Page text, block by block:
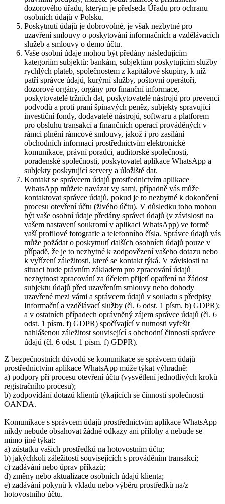
dozorového úřadu, kterým je předseda Úřadu pro ochranu
osobních údajů v Polsku.
Poskytnutí údajů je dobrovolné, je však nezbytné pro
uzavření smlouvy o poskytování informačních a vzdělávacích
služeb a smlouvy o demo účtu.
Vaše osobní údaje mohou být předány následujícím
kategoriím subjektů: bankám, subjektům poskytujícím služby
rychlých plateb, společnostem z kapitálové skupiny, k níž
patří správce údajů, kurýrní služby, poštovní operátoři,
dozorové orgány, orgány pro finanční informace,
poskytovatelé tržních dat, poskytovatelé nástrojů pro prevenci
podvodů a proti praní špinavých peněz, subjekty spravující
investiční fondy, dodavatelé nástrojů, softwaru a platforem
pro obsluhu transakcí a finančních operací prováděných v
rámci plnění rámcové smlouvy, jakož i pro zasílání
obchodních informací prostřednictvím elektronické
komunikace, právní poradci, auditorské společnosti,
poradenské společnosti, poskytovatel aplikace WhatsApp a
subjekty poskytující servery a úložiště dat.
Kontakt se správcem údajů prostřednictvím aplikace
WhatsApp můžete navázat vy sami, případně vás může
kontaktovat správce údajů, pokud je to nezbytné k dokončení
procesu otevření účtu (živého účtu). V důsledku toho mohou
být vaše osobní údaje předány správci údajů (v závislosti na
vašem nastavení soukromí v aplikaci WhatsApp) ve formě
vaší profilové fotografie a telefonního čísla. Správce údajů vás
může požádat o poskytnutí dalších osobních údajů pouze v
případě, že je to nezbytné k zodpovězení vašeho dotazu nebo
k vyřízení záležitosti, které se kontakt týká. V závislosti na
situaci bude právním základem pro zpracování údajů
nezbytnost zpracování za účelem přijetí opatření na žádost
subjektu údajů před uzavřením smlouvy nebo dohody
uzavřené mezi vámi a správcem údajů v souladu s předpisy
Informační a vzdělávací služby (čl. 6 odst. 1 písm. b) GDPR);
a v ostatních případech oprávněný zájem správce údajů (čl. 6
odst. 1 písm. f) GDPR) spočívající v nutnosti vyřešit
nahlášenou záležitost související s obchodní činností správce
údajů (čl. 6 odst. 1 písm. f) GDPR).
Z bezpečnostních důvodů se komunikace se správcem údajů
prostřednictvím aplikace WhatsApp může týkat výhradně:
a) podpory při procesu otevření účtu (vysvětlení jednotlivých kroků
registračního procesu);
b) zodpovídání dotazů klientů týkajících se činnosti společnosti
OANDA.
Komunikace s správcem údajů prostřednictvím aplikace WhatsApp
nikdy nebude obsahovat žádné odkazy ani přílohy a nebude se
mimo jiné týkat:
a) zůstatku vašich prostředků na hotovostním účtu;
b) jakýchkoli záležitostí souvisejících s prováděním transakcí;
c) zadávání nebo úprav příkazů;
d) změny nebo aktualizace osobních údajů klienta;
e) zadávání pokynů k vkladu nebo výběru prostředků na/z
hotovostního účtu.